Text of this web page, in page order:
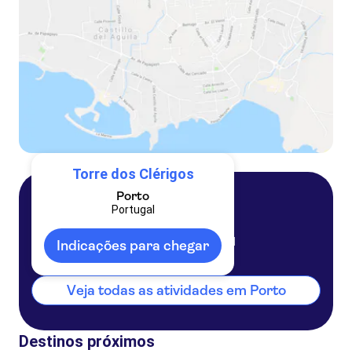
Torre dos Clérigos
Porto
Portugal
Indicações para chegar
Porto
Portugal
Veja todas as atividades em Porto
Destinos próximos